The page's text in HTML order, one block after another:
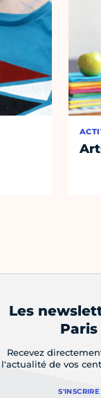
Les
Paris
Recevez
l'actualité de vos
S'INSCRIRE